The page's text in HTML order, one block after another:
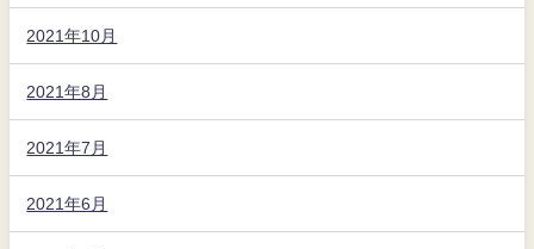
2021年10月
2021年8月
2021年7月
2021年6月